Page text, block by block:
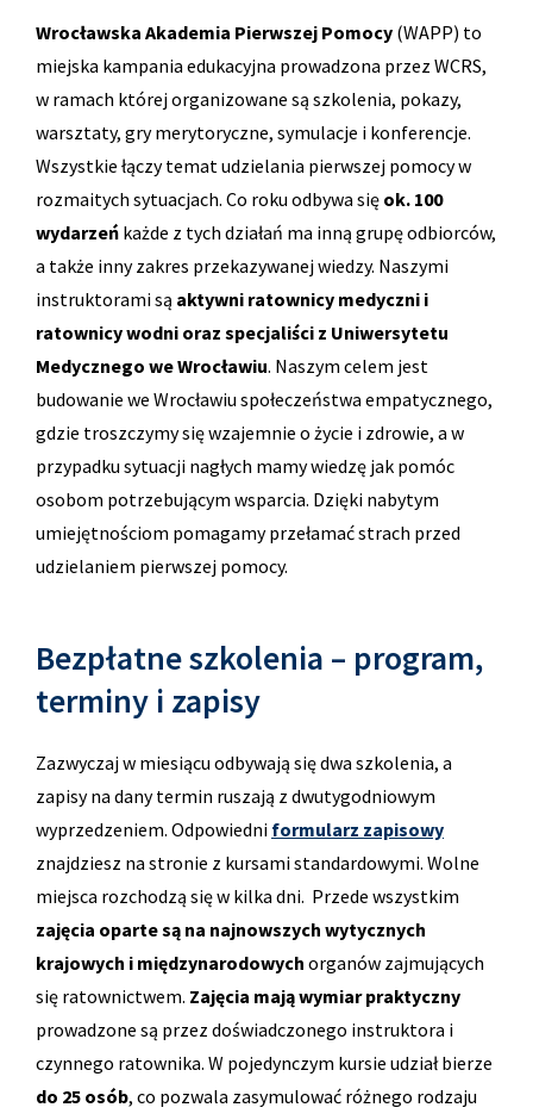
Wrocławska Akademia Pierwszej Pomocy (WAPP) to
miejska kampania edukacyjna prowadzona przez WCRS,
w ramach której organizowane są szkolenia, pokazy,
warsztaty, gry merytoryczne, symulacje i konferencje.
Wszystkie łączy temat udzielania pierwszej pomocy w
rozmaitych sytuacjach. Co roku odbywa się ok. 100
wydarzeń każde z tych działań ma inną grupę odbiorców,
a także inny zakres przekazywanej wiedzy. Naszymi
instruktorami są aktywni ratownicy medyczni i
ratownicy wodni oraz specjaliści z Uniwersytetu
Medycznego we Wrocławiu. Naszym celem jest
budowanie we Wrocławiu społeczeństwa empatycznego,
gdzie troszczymy się wzajemnie o życie i zdrowie, a w
przypadku sytuacji nagłych mamy wiedzę jak pomóc
osobom potrzebującym wsparcia. Dzięki nabytym
umiejętnościom pomagamy przełamać strach przed
udzielaniem pierwszej pomocy.
Bezpłatne szkolenia – program,
terminy i zapisy
Zazwyczaj w miesiącu odbywają się dwa szkolenia, a
zapisy na dany termin ruszają z dwutygodniowym
wyprzedzeniem. Odpowiedni formularz zapisowy
znajdziesz na stronie z kursami standardowymi. Wolne
miejsca rozchodzą się w kilka dni. Przede wszystkim
zajęcia oparte są na najnowszych wytycznych
krajowych i międzynarodowych organów zajmujących
się ratownictwem. Zajęcia mają wymiar praktyczny
prowadzone są przez doświadczonego instruktora i
czynnego ratownika. W pojedynczym kursie udział bierze
do 25 osób, co pozwala zasymulować różnego rodzaju